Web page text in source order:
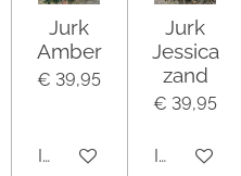
Jurk
Amber
€ 39,95
In winkelwagen
Jurk
Jessica
zand
€ 39,95
In